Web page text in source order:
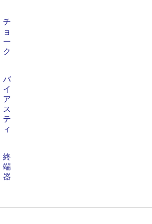
チ
ョ
ー
ク
バ
イ
ア
ス
テ
ィ
終
端
器